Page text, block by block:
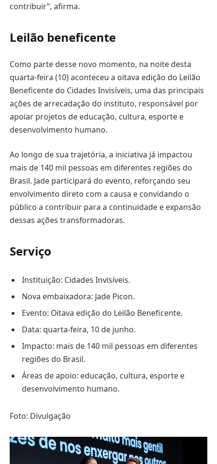
contribuir”, afirma.
Leilão beneficente
Como parte desse novo momento, na noite desta
quarta-feira (10) aconteceu a oitava edição do Leilão
Beneficente do Cidades Invisíveis, uma das principais
ações de arrecadação do instituto, responsável por
apoiar projetos de educação, cultura, esporte e
desenvolvimento humano.
Ao longo de sua trajetória, a iniciativa já impactou
mais de 140 mil pessoas em diferentes regiões do
Brasil. Jade participará do evento, reforçando seu
envolvimento direto com a causa e convidando o
público a contribuir para a continuidade e expansão
dessas ações transformadoras.
Serviço
Instituição: Cidades Invisíveis.
Nova embaixadora: Jade Picon.
Evento: Oitava edição do Leilão Beneficente.
Data: quarta-feira, 10 de junho.
Impacto: mais de 140 mil pessoas em diferentes
regiões do Brasil.
Áreas de apoio: educação, cultura, esporte e
desenvolvimento humano.
Foto: Divulgação